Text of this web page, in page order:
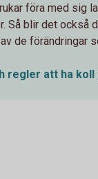
föra med sig
Så blir det också
de förändringar
regler att ha koll